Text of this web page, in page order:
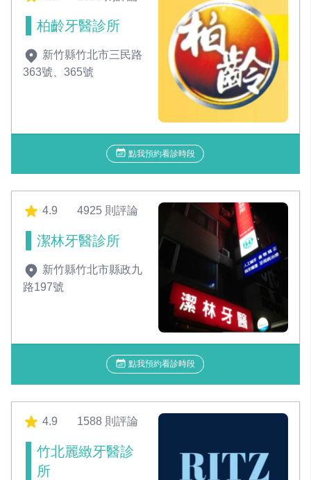
柏齡牙醫診所
新竹縣竹北市三民路
363號、365號
點我預約看診時段
4.9 4925 則評論
潔林牙醫診所
新竹縣竹北市縣政九
路197號
點我預約看診時段
4.9 1588 則評論
竹北麗緻牙醫診
所